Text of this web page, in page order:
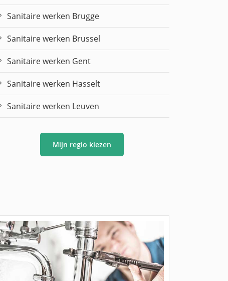
Sanitaire werken Brugge
Sanitaire werken Brussel
Sanitaire werken Gent
Sanitaire werken Hasselt
Sanitaire werken Leuven
Mijn regio kiezen